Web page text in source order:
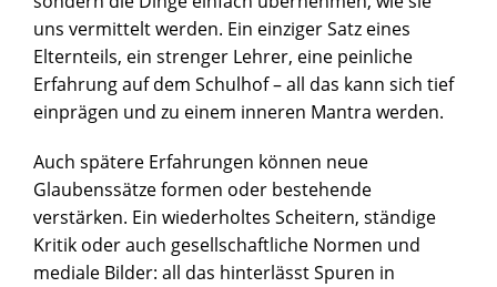
uns vermittelt werden. Ein einziger Satz eines
Elternteils, ein strenger Lehrer, eine peinliche
Erfahrung auf dem Schulhof – all das kann sich tief
einprägen und zu einem inneren Mantra werden.
Auch spätere Erfahrungen können neue
Glaubenssätze formen oder bestehende
verstärken. Ein wiederholtes Scheitern, ständige
Kritik oder auch gesellschaftliche Normen und
mediale Bilder: all das hinterlässt Spuren in